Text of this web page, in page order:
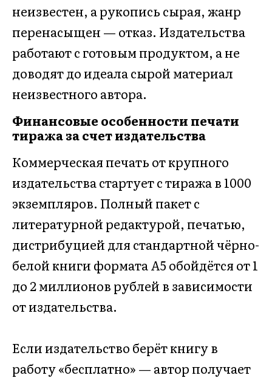
неизвестен, а рукопись сырая, жанр
перенасыщен — отказ. Издательства
работают с готовым продуктом, а не
доводят до идеала сырой материал
неизвестного автора.
Финансовые особенности печати
тиража за счет издательства
Коммерческая печать от крупного
издательства стартует с тиража в 1000
экземпляров. Полный пакет с
литературной редактурой, печатью,
дистрибуцией для стандартной чёрно-
белой книги формата А5 обойдётся от 1
до 2 миллионов рублей в зависимости
от издательства.
Если издательство берёт книгу в
работу «бесплатно» — автор получает